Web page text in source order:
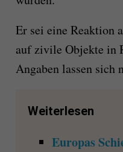
Er sei eine Reaktion
auf zivile Objekte in
Angaben lassen sich
Weiterlesen
Europas